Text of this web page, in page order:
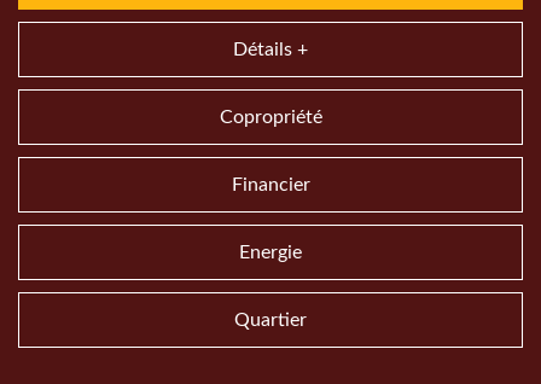
Détails +
Copropriété
Financier
Energie
Quartier